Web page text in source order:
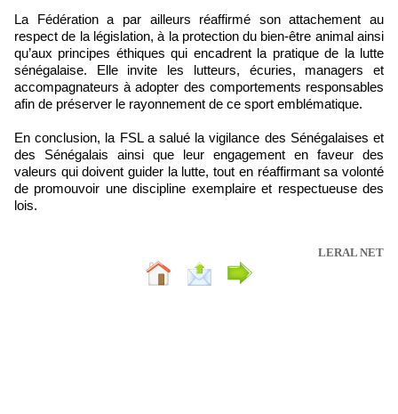
La Fédération a par ailleurs réaffirmé son attachement au
respect de la législation, à la protection du bien-être animal ainsi
qu’aux principes éthiques qui encadrent la pratique de la lutte
sénégalaise. Elle invite les lutteurs, écuries, managers et
accompagnateurs à adopter des comportements responsables
afin de préserver le rayonnement de ce sport emblématique.
En conclusion, la FSL a salué la vigilance des Sénégalaises et
des Sénégalais ainsi que leur engagement en faveur des
valeurs qui doivent guider la lutte, tout en réaffirmant sa volonté
de promouvoir une discipline exemplaire et respectueuse des
lois.
LERAL NET